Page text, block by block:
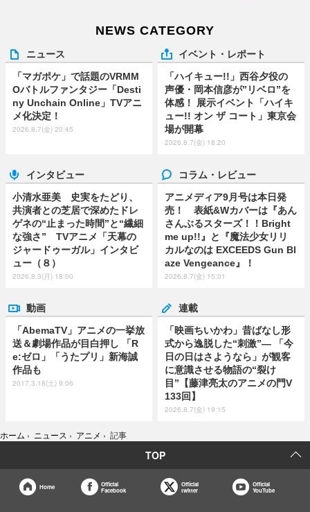
NEWS CATEGORY
ニュース
「マガポケ」で話題のVRMM
Oバトルファンタジー「Desti
ny Unchain Online」TVアニ
メ化決定！
2026.8.7(金) 20:45
イベント・レポート
「ハイキュー!!」西谷夕役の
声優・岡本信彦が”リベロ”を
体感！ 展示イベント「ハイキ
ュー!! オン ザ コート」東京会
場が開幕
2026.8.7(金) 18:20
インタビュー
小清水亜美 史実をたどり、
共演者との芝居で深めたドレ
ゲネの“止まった時間”と“繊細
な強さ” TVアニメ「天幕の
ジャードゥーガル」インタビ
ュー（８）
2026.8.3(月) 18:00
コラム・レビュー
アニメディア9月号は本日発
売！ 表紙&Wカバーは『あん
さんぶるスターズ！！Bright
me up!!』と『魔法少女リリ
カルなのは EXCEEDS Gun Bl
aze Vengeance』！
2026.8.7(金) 15:01
動画
「AbemaTV」アニメの一挙放
送＆劇場作品が目白押し 「R
e:ゼロ」「うたプリ」新海誠
作品も
2017.3.18(土) 9:06
連載
「映画ちいかわ」昔ばなし形
式から逸脱した“刺激”― 「今
日の日はさようなら」が観客
に意識させる物語の“裂け
目”【藤津亮太のアニメの門V
133回】
2026.8.7(金) 19:15
ホーム › ニュース › アニメ › 記事
TOP
Home
Official
Facebook
Official
twitter
Official
YouTube